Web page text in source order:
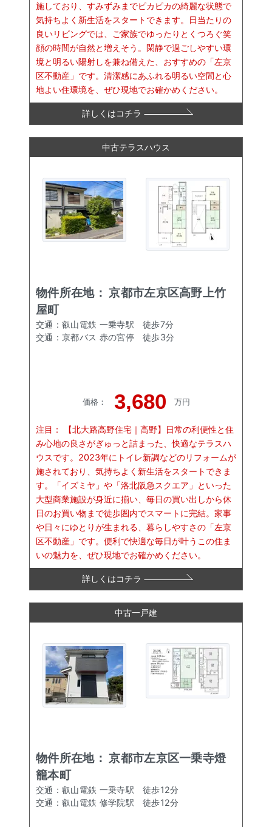
施しており、すみずみまでピカピカの綺麗な状態で
気持ちよく新生活をスタートできます。日当たりの
良いリビングでは、ご家族でゆったりとくつろぐ笑
顔の時間が自然と増えそう。閑静で過ごしやすい環
境と明るい陽射しを兼ね備えた、おすすめの「左京
区不動産」です。清潔感にあふれる明るい空間と心
地よい住環境を、ぜひ現地でお確かめください。
詳しくはコチラ
中古テラスハウス
物件所在地：京都市左京区高野上竹
屋町
交通： 叡山電鉄 一乗寺駅 徒歩7分
交通： 京都バス 赤の宮停徒歩3分
価格： 3,680 万円
注目：
【北大路高野住宅｜高野】日常の利便性と住
み心地の良さがぎゅっと詰まった、快適なテラスハ
ウスです。2023年にトイレ新調などのリフォームが
施されており、気持ちよく新生活をスタートできま
す。「イズミヤ」や「洛北阪急スクエア」といった
大型商業施設が身近に揃い、毎日の買い出しから休
日のお買い物まで徒歩圏内でスマートに完結。家事
や日々にゆとりが生まれる、暮らしやすさの「左京
区不動産」です。便利で快適な毎日が叶うこの住ま
いの魅力を、ぜひ現地でお確かめください。
詳しくはコチラ
中古一戸建
物件所在地：京都市左京区一乗寺燈
籠本町
交通： 叡山電鉄 一乗寺駅 徒歩12分
交通： 叡山電鉄 修学院駅 徒歩12分